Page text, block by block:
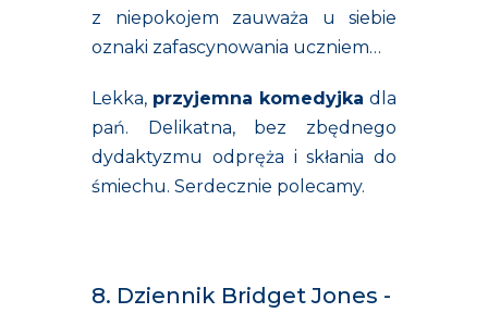
z niepokojem zauważa u siebie
oznaki zafascynowania uczniem…
Lekka, przyjemna komedyjka dla
pań. Delikatna, bez zbędnego
dydaktyzmu odpręża i skłania do
śmiechu. Serdecznie polecamy.
8. Dziennik Bridget Jones -